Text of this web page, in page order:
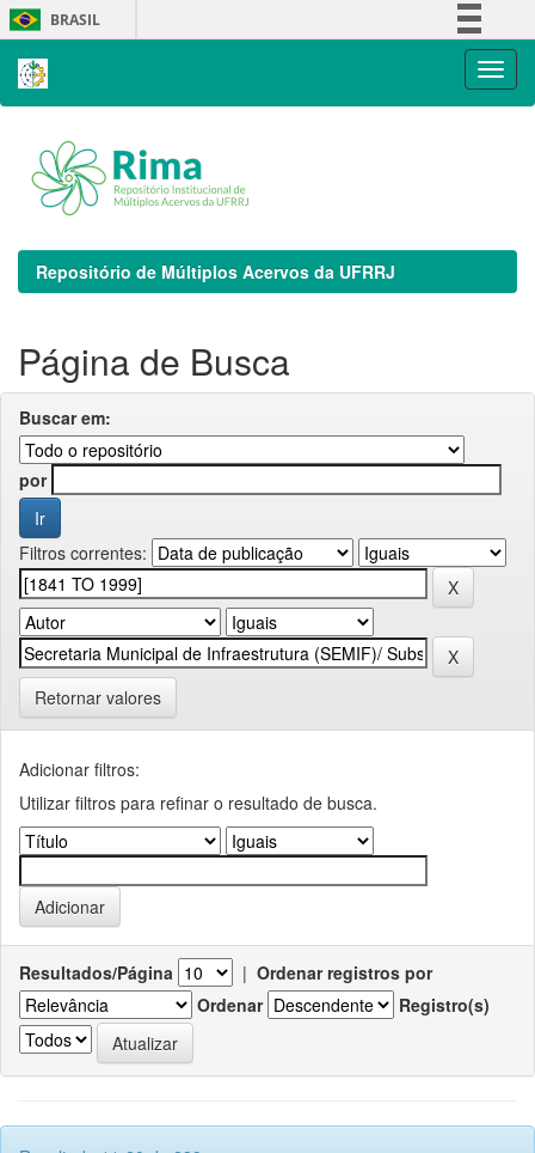
Skip
navigation
BRASIL
Repositório de Múltiplos Acervos da UFRRJ
Página de Busca
Buscar em:
por
Filtros correntes:
Retornar valores
Adicionar filtros:
Utilizar filtros para refinar o resultado de busca.
Resultados/Página | Ordenar registros por
Ordenar
Registro(s)